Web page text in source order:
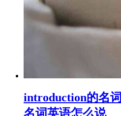
introduction的名
名词英语怎么说